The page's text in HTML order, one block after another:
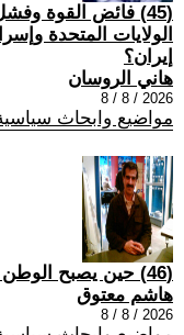
(45) فائض القوة
الولايات المتحدة
إيران؟
هاني الروسان
2026 / 8 / 8
مواضيع وابحاث
(46) حين يصبح الوطن ضحيةً للهويات
هاشم معتوق
2026 / 8 / 8